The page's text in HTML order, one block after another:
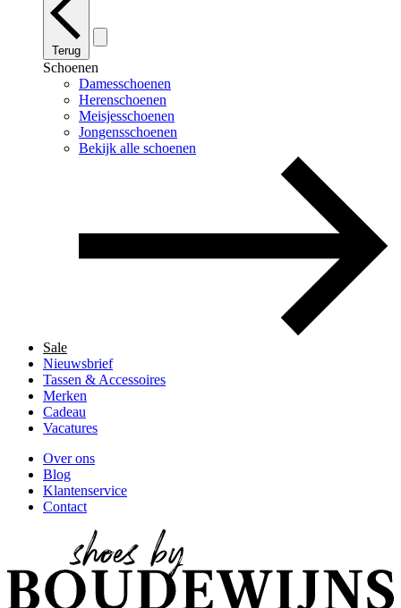
Terug
Schoenen
Damesschoenen
Herenschoenen
Meisjesschoenen
Jongensschoenen
Bekijk alle schoenen
Sale
Nieuwsbrief
Tassen & Accessoires
Merken
Cadeau
Vacatures
Over ons
Blog
Klantenservice
Contact